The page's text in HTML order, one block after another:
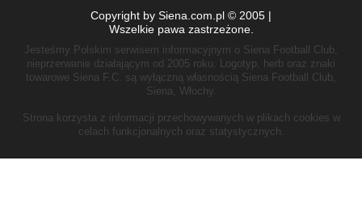
Copyright by Siena.com.pl © 2005 |
Wszelkie pawa zastrzeżone.
Jesteśmy Polskim serwisem informacyjnym o Siena Football Club,
nieprzerwanie działającym od 2005 roku. Logotyp, herb oraz znaki
towarowe Siena F.C. są wyłączną własnością Siena Football Club,
Siena, Włochy.
Strona korzysta z informacji przechowywanych w plikach cookies w
celach funkcjonalnych oraz statystycznych.